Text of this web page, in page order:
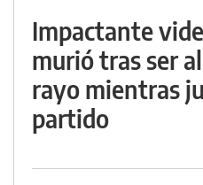
Impactante
murió tras ser
rayo mientras
partido